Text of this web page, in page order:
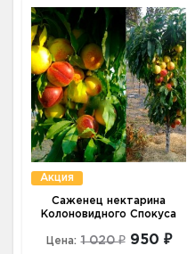
Акция
Саженец нектарина
Колоновидного Спокуса
Цена: 1 020 ₽ 950 ₽